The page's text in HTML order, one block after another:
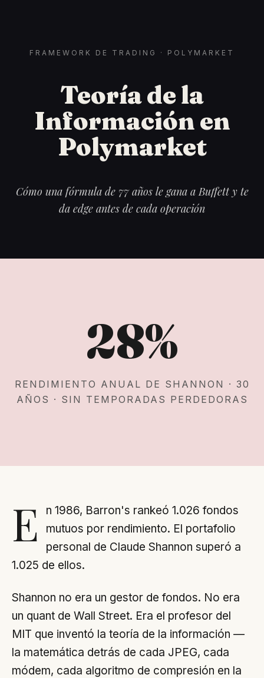
FRAMEWORK DE TRADING · POLYMARKET
Teoría de la
Información en
Polymarket
Cómo una fórmula de 77 años le gana a Buffett y te
da edge antes de cada operación
28%
RENDIMIENTO ANUAL DE SHANNON · 30
AÑOS · SIN TEMPORADAS PERDEDORAS
E
n 1986, Barron's rankeó 1.026 fondos
mutuos por rendimiento. El portafolio
personal de Claude Shannon superó a
1.025 de ellos.
Shannon no era un gestor de fondos. No era
un quant de Wall Street. Era el profesor del
MIT que inventó la teoría de la información —
la matemática detrás de cada JPEG, cada
módem, cada algoritmo de compresión en la